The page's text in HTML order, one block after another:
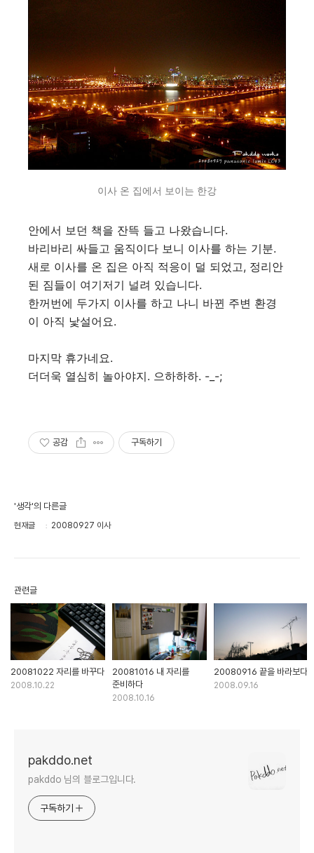
이사 온 집에서 보이는 한강
안에서 보던 책을 잔뜩 들고 나왔습니다.
바리바리 싸들고 움직이다 보니 이사를 하는 기분.
새로 이사를 온 집은 아직 적응이 덜 되었고, 정리안
된 짐들이 여기저기 널려 있습니다.
한꺼번에 두가지 이사를 하고 나니 바뀐 주변 환경
이 아직 낯설어요.
마지막 휴가네요.
더더욱 열심히 놀아야지. 으하하하. -_-;
공감 구독하기
'생각'의 다른글
현재글 20080927 이사
관련글
20081022 자리를 바꾸다
2008.10.22
20081016 내 자리를
준비하다
2008.10.16
20080916 끝을 바라보다
2008.09.16
pakddo.net
pakddo 님의 블로그입니다.
구독하기